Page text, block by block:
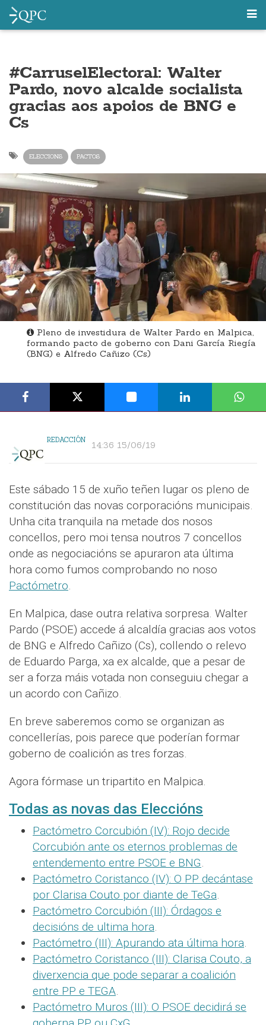
#CarruselElectoral: Walter
Pardo, novo alcalde socialista
gracias aos apoios de BNG e
Cs
ELECCIONS PACTOS
Pleno de investidura de Walter Pardo en Malpica,
formando pacto de goberno con Dani García Riegía
(BNG) e Alfredo Cañizo (Cs)
REDACCIÓN 14:36 15/06/19
Este sábado 15 de xuño teñen lugar os pleno de
constitución das novas corporacións municipais.
Unha cita tranquila na metade dos nosos
concellos, pero moi tensa noutros 7 concellos
onde as negociacións se apuraron ata última
hora como fumos comprobando no noso
Pactómetro.
En Malpica, dase outra relativa sorpresa. Walter
Pardo (PSOE) accede á alcaldía gracias aos votos
de BNG e Alfredo Cañizo (Cs), collendo o relevo
de Eduardo Parga, xa ex alcalde, que a pesar de
ser a forza máis votada non conseguiu chegar a
un acordo con Cañizo.
En breve saberemos como se organizan as
concellerías, pois parece que poderían formar
goberno de coalición as tres forzas.
Agora fórmase un tripartito en Malpica.
Todas as novas das Eleccións
Pactómetro Corcubión (IV): Rojo decide
Corcubión ante os eternos problemas de
entendemento entre PSOE e BNG.
Pactómetro Coristanco (IV): O PP decántase
por Clarisa Couto por diante de TeGa.
Pactómetro Corcubión (III): Órdagos e
decisións de ultima hora.
Pactómetro (III): Apurando ata última hora.
Pactómetro Coristanco (III): Clarisa Couto, a
diverxencia que pode separar a coalición
entre PP e TEGA.
Pactómetro Muros (III): O PSOE decidirá se